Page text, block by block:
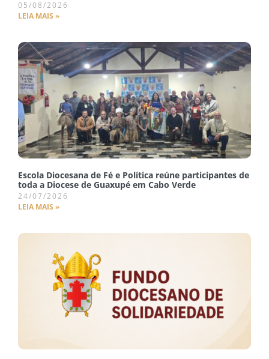
05/08/2026
LEIA MAIS »
Escola Diocesana de Fé e Política reúne participantes de
toda a Diocese de Guaxupé em Cabo Verde
24/07/2026
LEIA MAIS »